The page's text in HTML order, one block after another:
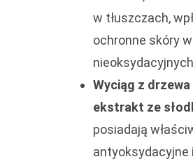
w tłuszczach,
ochronne skóry
Wyciąg z
ekstrakt ze
posiadają
antyoksydacyjne i